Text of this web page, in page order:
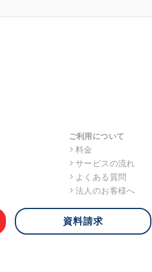
範囲に限って個人情報を外部に委
個人情報保護水準の高い委託先を
保持についての契約を交わし、適
は、当社に対してご自身の個人
、内容の訂正・追加・削除、利
ご利用について
料金
サービスの流れ
よくある質問
法人のお客様へ
資料請求